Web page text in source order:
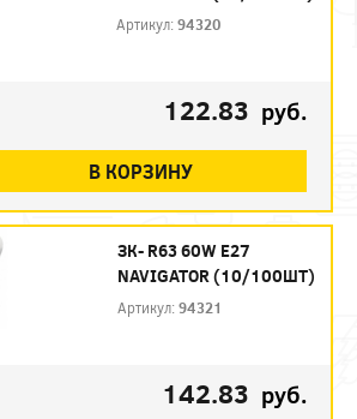
Артикул:94320
122.83 руб.
В КОРЗИНУ
ЗК- R63 60W E27
NAVIGATOR (10/100ШТ)
Артикул:94321
142.83 руб.